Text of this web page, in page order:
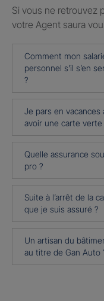
Si vous ne retrouvez
votre Agent saura
Comment mon
personnel s’il s’en
?
Je pars en vacances
avoir une carte verte
Quelle assurance
pro ?
Suite à l’arrêt de la
que je suis assuré ?
Un artisan du
au titre de Gan Auto